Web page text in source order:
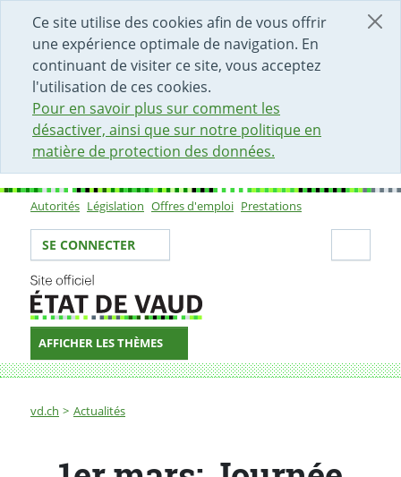
Ce site utilise des cookies afin de vous offrir
une expérience optimale de navigation. En
continuant de visiter ce site, vous acceptez
l'utilisation de ces cookies.
Pour en savoir plus sur comment les
désactiver, ainsi que sur notre politique en
matière de protection des données.
DÉBUT DU CONTENU DE LA PAGE
ACCÈS AU CHAMP DE RECHERCHE
PAGE D'ACCUEIL
FORMULAIRE DE CONTACT
Sous-navigation
Autorités Législation Offres d'emploi Prestations
Votre identité
SE CONNECTER
AFFICHER LES THÈMES
Fil d'Ariane
vd.ch Actualités
1er mars: Journée mondiale de la protection civile